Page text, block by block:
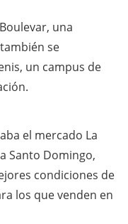
una
se
un campus de
el mercado La
Santo Domingo,
condiciones de
los que venden en